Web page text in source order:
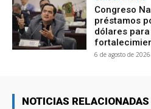
Congreso
préstamos
dólares
6 de agosto de 2026
NOTICIAS RELACIONADAS